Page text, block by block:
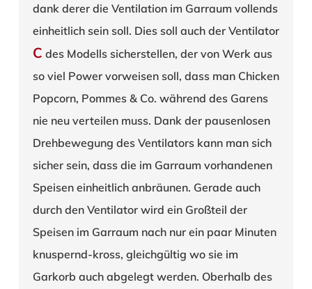
dank derer die Ventilation im Garraum vollends
einheitlich sein soll. Dies soll auch der Ventilator
C des Modells sicherstellen, der von Werk aus
so viel Power vorweisen soll, dass man Chicken
Popcorn, Pommes & Co. während des Garens
nie neu verteilen muss. Dank der pausenlosen
Drehbewegung des Ventilators kann man sich
sicher sein, dass die im Garraum vorhandenen
Speisen einheitlich anbräunen. Gerade auch
durch den Ventilator wird ein Großteil der
Speisen im Garraum nach nur ein paar Minuten
knuspernd-kross, gleichgültig wo sie im
Garkorb auch abgelegt werden. Oberhalb des